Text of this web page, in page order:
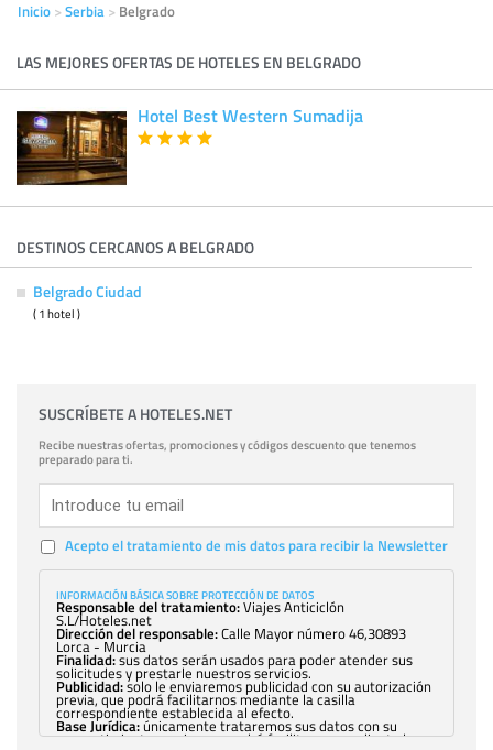
Inicio Serbia Belgrado
LAS MEJORES OFERTAS DE HOTELES EN BELGRADO
Hotel Best Western Sumadija
DESTINOS CERCANOS A BELGRADO
Belgrado Ciudad
( 1 hotel )
SUSCRÍBETE A HOTELES.NET
Recibe nuestras ofertas, promociones y códigos descuento que tenemos
preparado para ti.
Acepto el tratamiento de mis datos para recibir la Newsletter
INFORMACIÓN BÁSICA SOBRE PROTECCIÓN DE DATOS
Responsable del tratamiento:Viajes Anticiclón
S.L/Hoteles.net
Dirección del responsable:Calle Mayor número 46,30893
Lorca - Murcia
Finalidad:sus datos serán usados para poder atender sus
solicitudes y prestarle nuestros servicios.
Publicidad:solo le enviaremos publicidad con su autorización
previa, que podrá facilitarnos mediante la casilla
correspondiente establecida al efecto.
Base Jurídica:únicamente trataremos sus datos con su
consentimiento previo, que podrá facilitarnos mediante la